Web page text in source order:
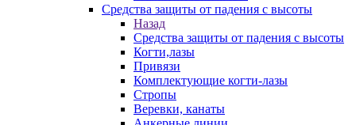
Средства защиты от падения с высоты
Назад
Средства защиты от падения с высоты
Когти,лазы
Привязи
Комплектующие когти-лазы
Стропы
Веревки, канаты